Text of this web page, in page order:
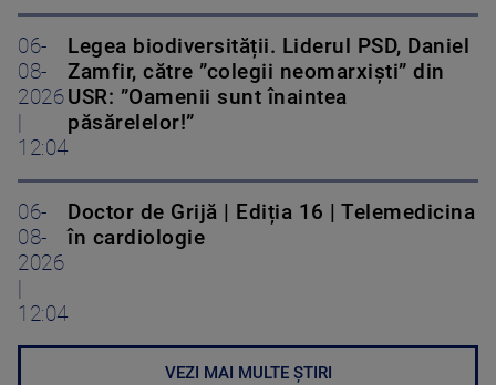
06-
08-
2026
12:04
Legea biodiversității. Liderul PSD, Daniel
Zamfir, către ”colegii neomarxiști” din
USR: ”Oamenii sunt înaintea
păsărelelor!”
06-
08-
2026
12:04
Doctor de Grijă | Ediția 16 | Telemedicina
în cardiologie
VEZI MAI MULTE ȘTIRI